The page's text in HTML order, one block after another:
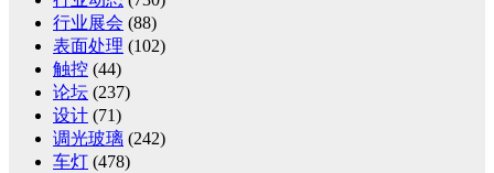
行业展会 (88)
表面处理 (102)
触控 (44)
论坛 (237)
设计 (71)
调光玻璃 (242)
车灯 (478)